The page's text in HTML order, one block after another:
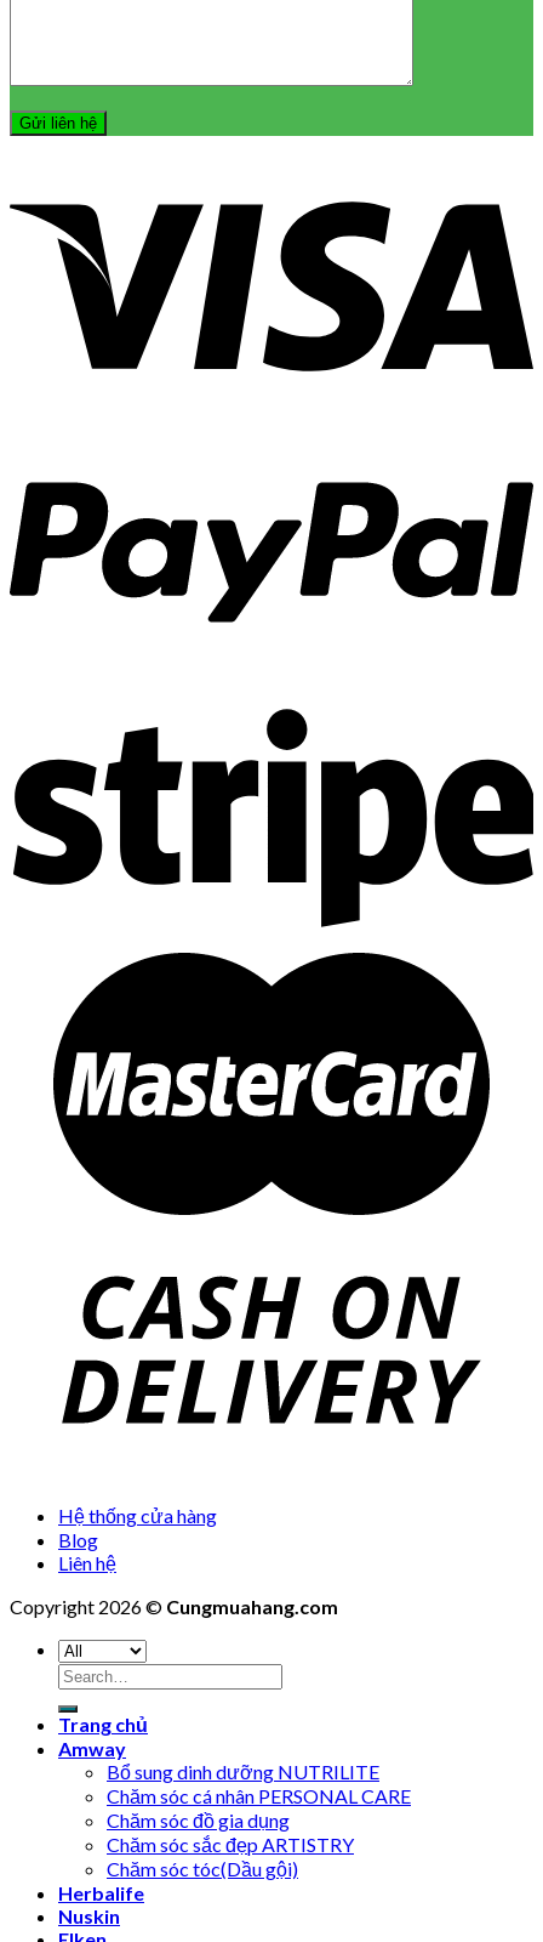
Hệ thống cửa hàng
Blog
Liên hệ
Copyright 2026 © Cungmuahang.com
Search
for:
Trang chủ
Amway
Bổ sung dinh dưỡng NUTRILITE
Chăm sóc cá nhân PERSONAL CARE
Chăm sóc đồ gia dụng
Chăm sóc sắc đẹp ARTISTRY
Chăm sóc tóc(Dầu gội)
Herbalife
Nuskin